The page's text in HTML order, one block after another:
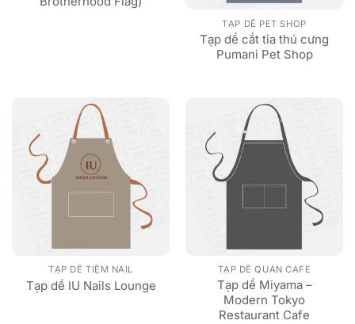
TẠP DỀ PET SHOP
Tạp dề cắt tỉa thú cưng
Pumani Pet Shop
TẠP DỀ TIỆM NAIL
Tạp dề IU Nails Lounge
TẠP DỀ QUÁN CAFE
Tạp dề Miyama –
Modern Tokyo
Restaurant Cafe